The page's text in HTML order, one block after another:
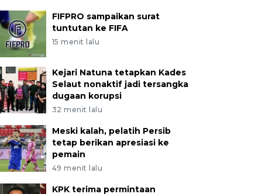
FIFPRO sampaikan surat
tuntutan ke FIFA
15 menit lalu
Kejari Natuna tetapkan Kades
Selaut nonaktif jadi tersangka
dugaan korupsi
32 menit lalu
Meski kalah, pelatih Persib
tetap berikan apresiasi ke
pemain
49 menit lalu
KPK terima permintaan